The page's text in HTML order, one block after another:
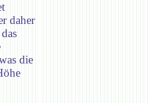
daher
die